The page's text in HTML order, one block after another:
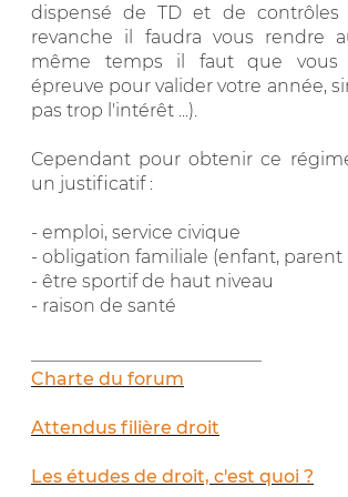
dispensé de TD et de contrôles
revanche il faudra vous rendre
même temps il faut que vous
épreuve pour valider votre année,
pas trop l'intérêt ...).
Cependant pour obtenir ce
un justificatif :
- emploi, service civique
- obligation familiale (enfant, parent
- être sportif de haut niveau
- raison de santé
Charte du forum
Attendus filière droit
Les études de droit, c'est quoi ?